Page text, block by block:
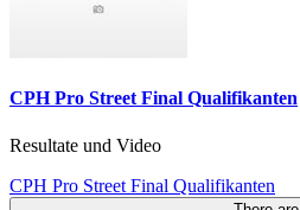
CPH Pro Street Final Qualifikanten
Resultate und Video
CPH Pro Street Final Qualifikanten